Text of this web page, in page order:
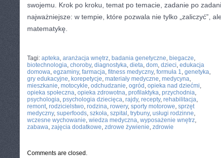
swojemu. Krok po kroku, temat po temacie, zadanie po
najważniejsze: w tempie, które pozwala nie tylko „zaliczyć”,
matematykę.
Tagi: apteka, aranżacja wnętrz, badania genetyczne, biegacze,
biotechnologia, choroby, diagnostyka, dieta, dom, dzieci, edukacja
domowa, egzaminy, farmacja, fitness medyczny, formuła 1, genetyka,
gry edukacyjne, korepetycje, materiały medyczne, medycyna,
mieszkanie, motocykle, odchudzanie, ogród , opieka nad dziećmi,
opieka społeczna, opieka zdrowotna, profilaktyka, przychodnia,
psychologia, psychologia dziecięca, rajdy, recepty, rehabilitacja,
remont, rodzicielstwo, rodzina, rowery, sporty motorowe, sprzęt
medyczny, superfoods, szkoła, szpital , trybuny, usługi rodzinne,
wczesne wychowanie, wiedza medyczna, wyposażenie wnętrz,
zabawa, zajęcia dodatkowe, zdrowe żywienie, zdrowie
Comments are closed.